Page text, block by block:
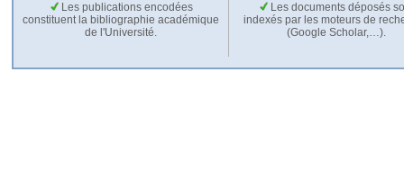
Les publications encodées
constituent la bibliographie académique
de l'Université.
Les documents déposés
indexés par les moteurs de
(Google Scholar,…).